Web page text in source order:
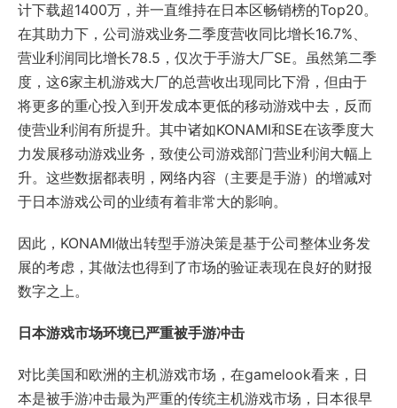
计下载超1400万，并一直维持在日本区畅销榜的Top20。
在其助力下，公司游戏业务二季度营收同比增长16.7%、
营业利润同比增长78.5，仅次于手游大厂SE。虽然第二季
度，这6家主机游戏大厂的总营收出现同比下滑，但由于
将更多的重心投入到开发成本更低的移动游戏中去，反而
使营业利润有所提升。其中诸如KONAMI和SE在该季度大
力发展移动游戏业务，致使公司游戏部门营业利润大幅上
升。这些数据都表明，网络内容（主要是手游）的增减对
于日本游戏公司的业绩有着非常大的影响。
因此，KONAMI做出转型手游决策是基于公司整体业务发
展的考虑，其做法也得到了市场的验证表现在良好的财报
数字之上。
日本游戏市场环境已严重被手游冲击
对比美国和欧洲的主机游戏市场，在gamelook看来，日
本是被手游冲击最为严重的传统主机游戏市场，日本很早